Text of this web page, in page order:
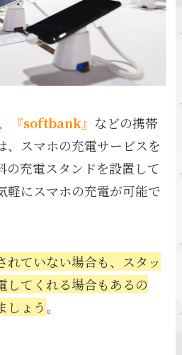
『softbank』 などの携帯
、スマホの充電サービスを
の充電スタンドを設置して
軽にスマホの充電が可能で
れていない場合も、スタッ
してくれる場合もあるの
しょう。